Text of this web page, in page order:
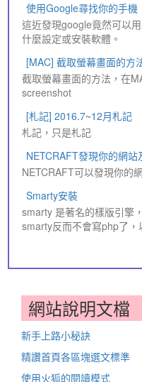
使用Google尋找你的手機
這近發現google竟然可以
什麼設定或安裝軟體。
[MAC] 截取螢幕畫面的方
截取螢幕畫面的方法，在
screenshot
[札記] 2016.7~12月札記
札記，只是札記
NETCRAFT發現你的網站
NETCRAFT可以發現你的
Smarty安裝
smarty 是著名的樣版引擎
smarty反而不會寫php了，
網站說明文檔
新手上路小秘訣
精讚首頁各區塊選文標準
使用火狐的閱讀模式